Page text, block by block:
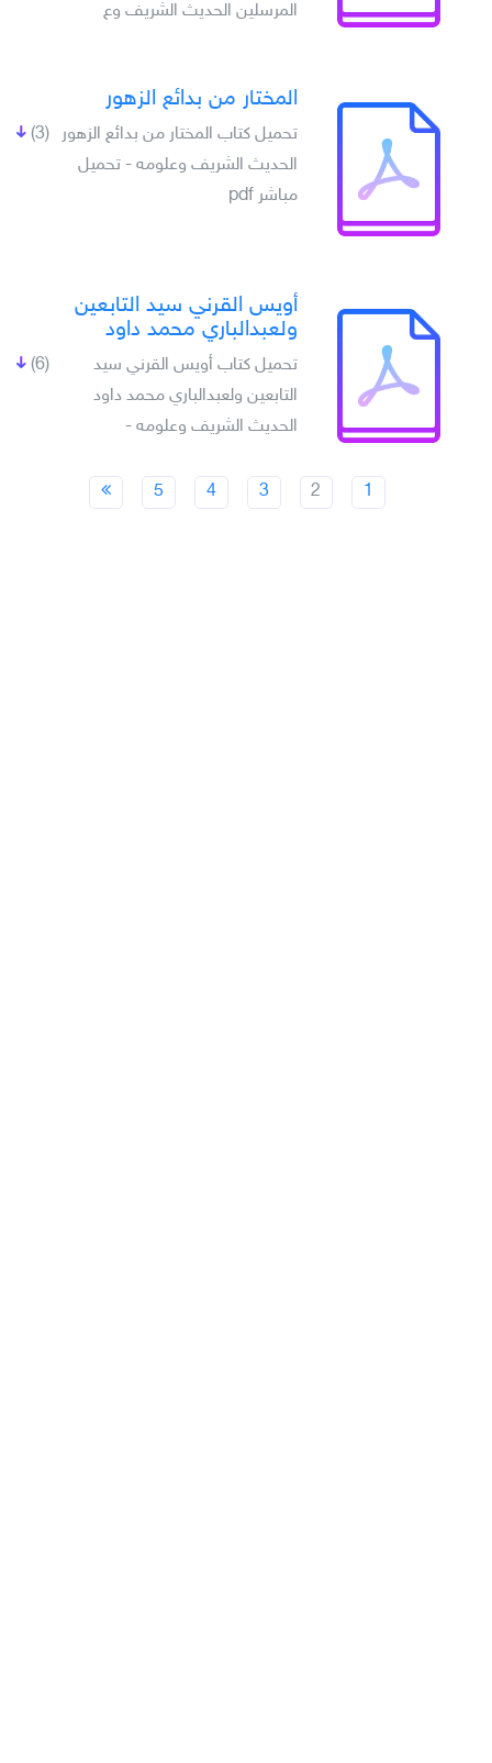
المرسلين الحديث الشريف وع
المختار من بدائع الزهور
(3)
تحميل كتاب المختار من بدائع الزهور
الحديث الشريف وعلومه - تحميل
مباشر pdf
أويس القرني سيد التابعين
ولعبدالباري محمد داود
(6)
تحميل كتاب أويس القرني سيد
التابعين ولعبدالباري محمد داود
الحديث الشريف وعلومه -
1
2
3
4
5